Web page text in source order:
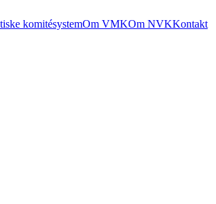
komitésystemOm VMKOm NVKKontakt